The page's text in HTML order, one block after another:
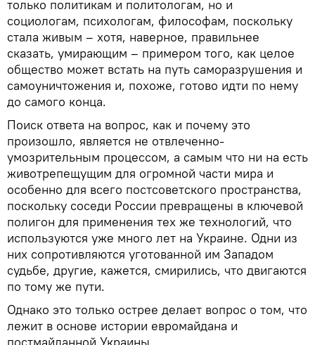
только политикам и политологам, но и
социологам, психологам, философам, поскольку
стала живым – хотя, наверное, правильнее
сказать, умирающим – примером того, как целое
общество может встать на путь саморазрушения и
самоуничтожения и, похоже, готово идти по нему
до самого конца.
Поиск ответа на вопрос, как и почему это
произошло, является не отвлеченно-
умозрительным процессом, а самым что ни на есть
животрепещущим для огромной части мира и
особенно для всего постсоветского пространства,
поскольку соседи России превращены в ключевой
полигон для применения тех же технологий, что
используются уже много лет на Украине. Одни из
них сопротивляются уготованной им Западом
судьбе, другие, кажется, смирились, что двигаются
по тому же пути.
Однако это только острее делает вопрос о том, что
лежит в основе истории евромайдана и
постмайданной Украины.